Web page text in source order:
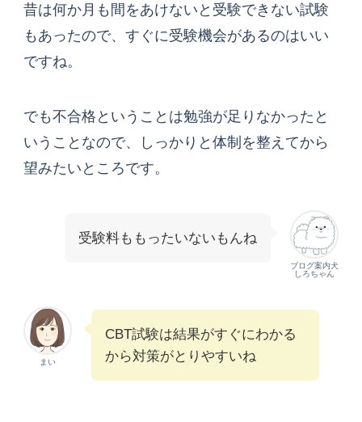
昔は何か月も間をあけないと受験できない試験
もあったので、すぐに受験機会があるのはいい
ですね。
でも不合格ということは勉強が足りなかったと
いうことなので、しっかりと体制を整えてから
望みたいところです。
ブログ案内犬
しろちゃん
受験料ももったいないもんね
まい
CBT試験は結果がすぐにわかる
から対策がとりやすいね